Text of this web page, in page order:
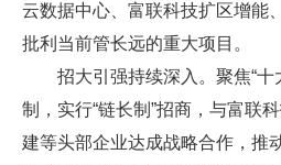
云数据中心、富联科技扩区增能
批利当前管长远的重大项目。
招大引强持续深入。聚焦“十
制，实行“链长制”招商，与富联
建等头部企业达成战略合作，推